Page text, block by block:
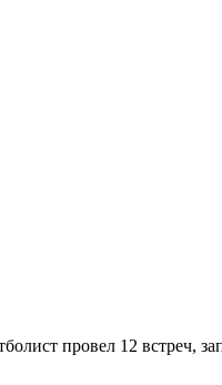
провел 12 встреч,